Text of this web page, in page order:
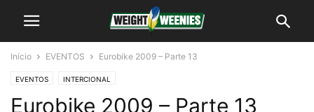
Início EVENTOS Eurobike 2009 – Parte 13
EVENTOS INTERCIONAL
Eurobike 2009 – Parte 13